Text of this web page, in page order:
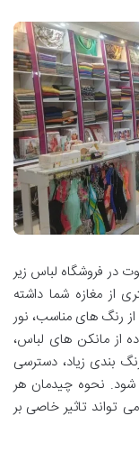
در فروشگاه لباس زیر
از مغازه شما داشته
رنگ های مناسب، نور
از مانکن های لباس،
بندی زیاد، دسترسی
شود. نحوه چیدمان هر
تواند تاثیر خاصی بر